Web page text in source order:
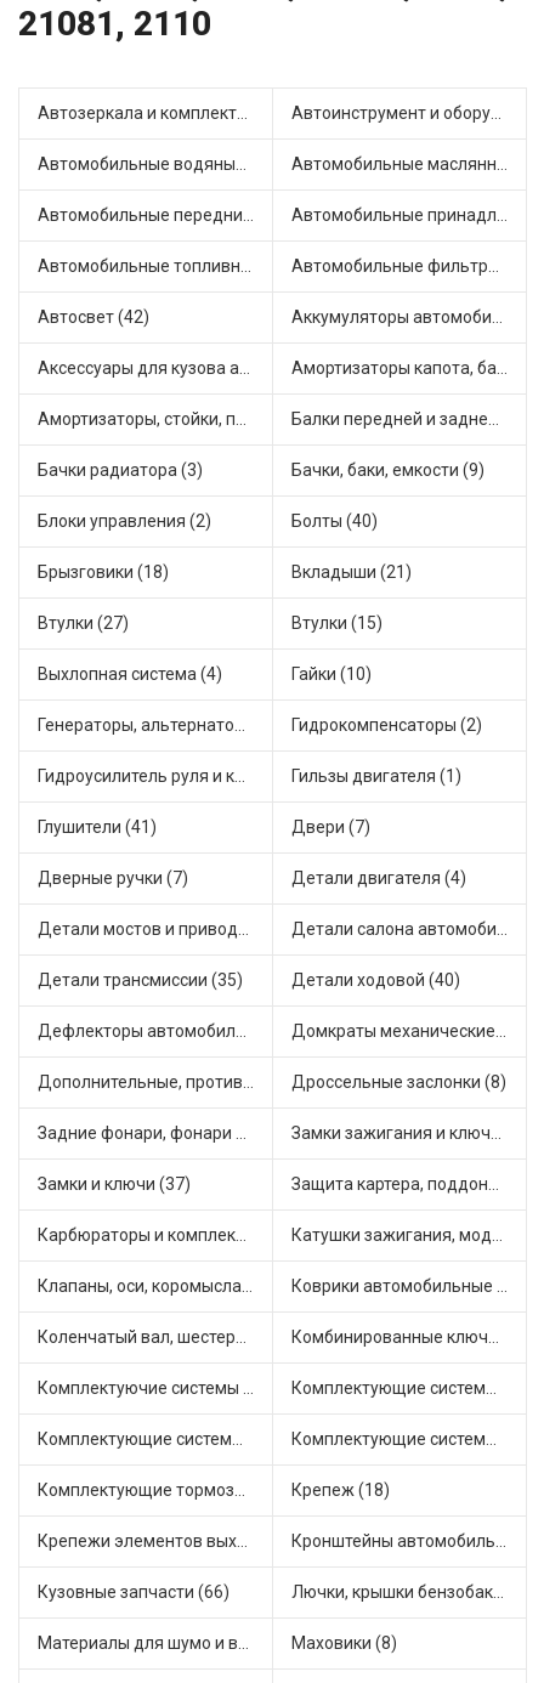
21081, 2110
Автозеркала и комплектующие (19) Автоинструмент и оборудование (4)
Автомобильные водяные насосы (25) Автомобильные маслянные насосы (5)
Автомобильные передние фары (9) Автомобильные принадлежности и аксессуары (6)
Автомобильные топливные насосы (40) Автомобильные фильтры (1)
Автосвет (42) Аккумуляторы автомобильные (1)
Аксессуары для кузова автомобиля (5) Амортизаторы капота, багажника (16)
Амортизаторы, стойки, подушки стоек (85) Балки передней и задней подвески (1)
Бачки радиатора (3) Бачки, баки, емкости (9)
Блоки управления (2) Болты (40)
Брызговики (18) Вкладыши (21)
Втулки (27) Втулки (15)
Выхлопная система (4) Гайки (10)
Генераторы, альтернаторы и комплектующие (64) Гидрокомпенсаторы (2)
Гидроусилитель руля и комплектующие (1) Гильзы двигателя (1)
Глушители (41) Двери (7)
Дверные ручки (7) Детали двигателя (4)
Детали мостов и привода трансмиссии (18) Детали салона автомобиля (38)
Детали трансмиссии (35) Детали ходовой (40)
Дефлекторы автомобильные (3) Домкраты механические (1)
Дополнительные, противотуманные фары (4) Дроссельные заслонки (8)
Задние фонари, фонари видимости (5) Замки зажигания и ключи (16)
Замки и ключи (37) Защита картера, поддона, КПП (3)
Карбюраторы и комплектующие (32) Катушки зажигания, модули зажигания (21)
Клапаны, оси, коромысла (18) Коврики автомобильные (13)
Коленчатый вал, шестерни коленчатого вала (3) Комбинированные ключи (1)
Комплектуючие системы стеклоочистителя (12) Комплектующие системы выпуска отработавших газов (25)
Комплектующие системы отопления (39) Комплектующие системы питания (27)
Комплектующие тормозной системы (16) Крепеж (18)
Крепежи элементов выхлопной системы (7) Кронштейны автомобильные (13)
Кузовные запчасти (66) Лючки, крышки бензобака (3)
Материалы для шумо и виброизоляции (1) Маховики (8)